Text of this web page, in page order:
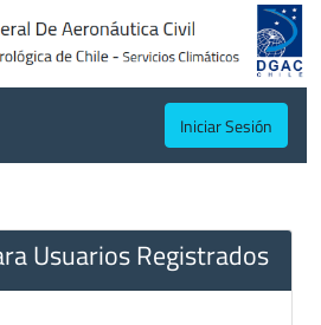
Iniciar Sesión
Usuarios Registrados